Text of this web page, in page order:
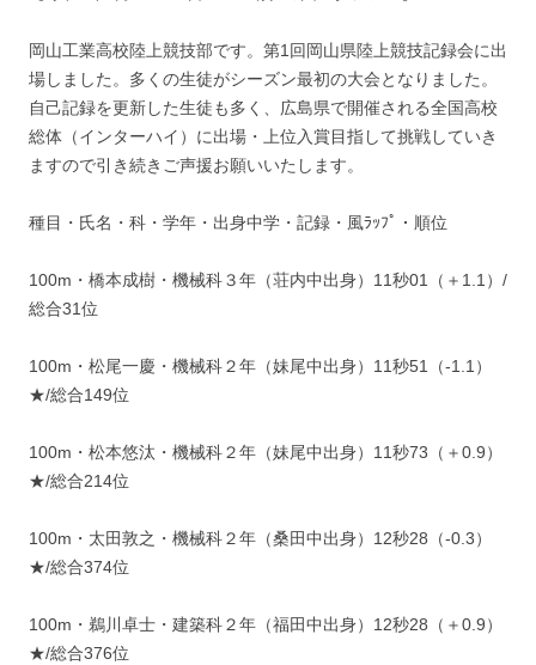
岡山工業高校陸上競技部です。第1回岡山県陸上競技記録会に出
場しました。多くの生徒がシーズン最初の大会となりました。
自己記録を更新した生徒も多く、広島県で開催される全国高校
総体（インターハイ）に出場・上位入賞目指して挑戦していき
ますので引き続きご声援お願いいたします。
種目・氏名・科・学年・出身中学・記録・風ﾗｯﾌﾟ・順位
100m・橋本成樹・機械科３年（荘内中出身）11秒01（＋1.1）/
総合31位
100m・松尾一慶・機械科２年（妹尾中出身）11秒51（-1.1）
★/総合149位
100m・松本悠汰・機械科２年（妹尾中出身）11秒73（＋0.9）
★/総合214位
100m・太田敦之・機械科２年（桑田中出身）12秒28（-0.3）
★/総合374位
100m・鵜川卓士・建築科２年（福田中出身）12秒28（＋0.9）
★/総合376位